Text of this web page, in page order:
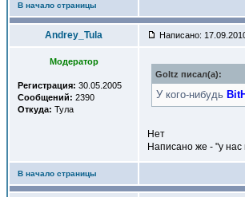
В начало страницы
Andrey_Tula Написано:
Модератор
Регистрация: 30.05.2005
Сообщений: 2390
Откуда: Тула
Goltz писал(a):
У кого-нибудь
Нет
Написано же - "у нас
В начало страницы